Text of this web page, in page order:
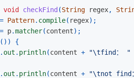
void checkFind (String regex,
= Pattern. compile( regex);
= p.matcher(content);
())
{
. out . println(content +
"\tfind： "
. out . println(content +
"\tnot find